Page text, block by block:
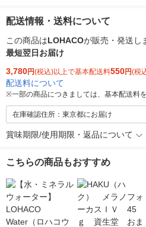
配送情報・送料について
この商品はLOHACOが販売・発送し
最短翌日お届け
3,780円(税込)以上で基本配送料550円(税
配送料について
※一部の商品につきましては、基本配送料
在庫確認住所：東京都にお届け
賞味期限/使用期限・返品について
こちらの商品もおすすめ